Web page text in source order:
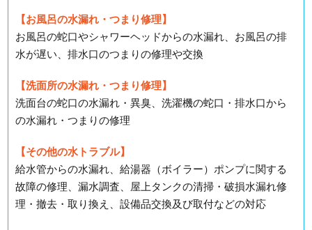
【お風呂の水漏れ・つまり修理】
お風呂の蛇口やシャワーヘッドからの水漏れ、お風呂の排
水が遅い、排水口のつまりの修理や交換
【洗面所の水漏れ・つまり修理】
洗面台の蛇口の水漏れ・異臭、洗濯機の蛇口・排水口から
の水漏れ・つまりの修理
【その他の水トラブル】
給水管からの水漏れ、給湯器（ボイラー）ポンプに関する
故障の修理、漏水調査、屋上タンクの清掃・破損水漏れ修
理・撤去・取り換え、設備品交換及び取付などの対応